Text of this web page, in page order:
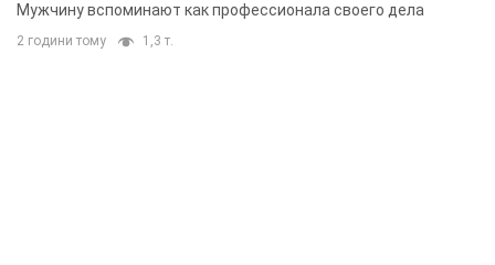
Мужчину вспоминают как профессионала своего дела
2 години тому 1,3 т.